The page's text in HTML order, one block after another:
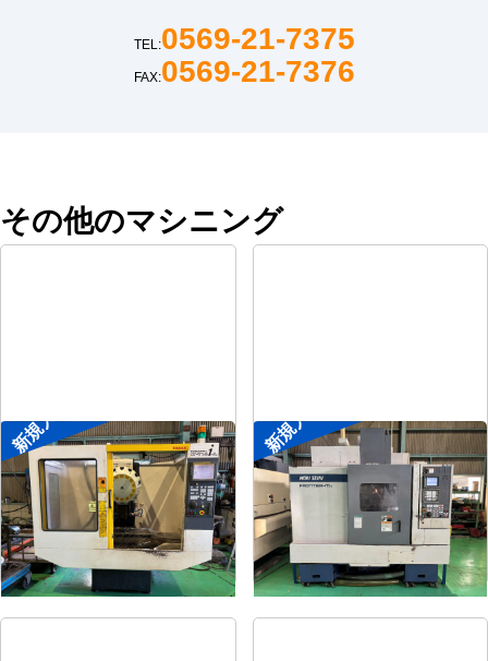
TEL:0569-21-7375
FAX:0569-21-7376
その他のマシニング
新規入荷
ドリリングセンター
メーカー ファナック
形 式α-T14iAL
年 1999
新規入荷
#4立マシニング
メーカー 森精機
形 FRONTIER-MⅡ/40
年